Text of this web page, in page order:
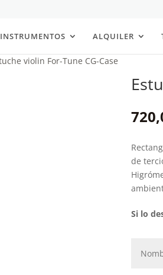
INSTRUMENTOS ALQUILER
violin For-Tune CG-Case
de
Si lo